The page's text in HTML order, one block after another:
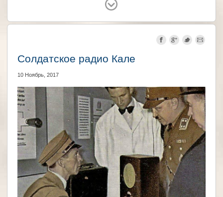
Великобритания
Солдатское радио Кале
10 Ноябрь, 2017